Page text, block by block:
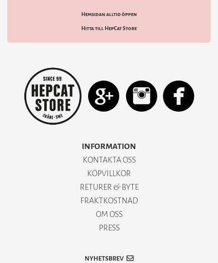
Hemsidan alltid öppen
Hitta till HepCat Store
INFORMATION
KONTAKTA OSS
KÖPVILLKOR
RETURER & BYTE
FRAKTKOSTNAD
OM OSS
PRESS
NYHETSBREV